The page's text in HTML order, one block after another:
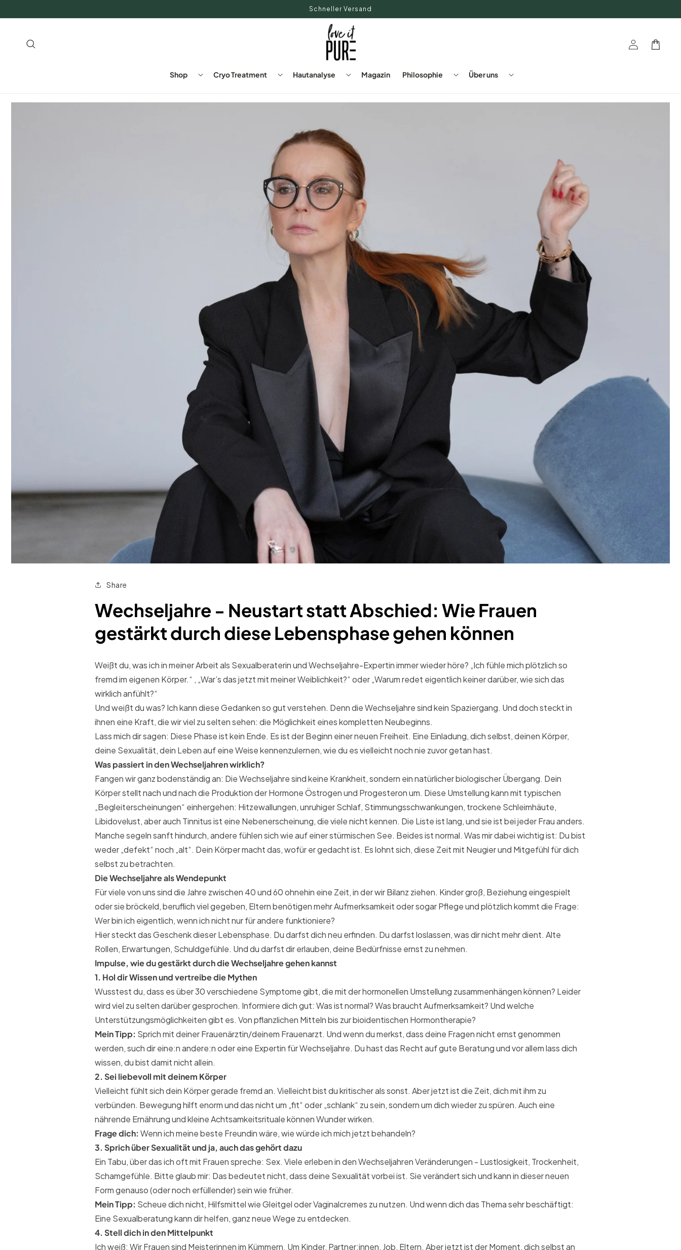
Inhalt
Kostenlose Lieferung innerhalb DE ab 75€
Shop Cryo Treatment Hautanalyse Magazin Philosophie Über uns
EinloggenWarenkorb
Share
Wechseljahre - Neustart statt Abschied: Wie Frauen
gestärkt durch diese Lebensphase gehen können
Weißt du, was ich in meiner Arbeit als Sexualberaterin und Wechseljahre-Expertin immer wieder höre? „Ich fühle mich plötzlich so
fremd im eigenen Körper.“ , „War’s das jetzt mit meiner Weiblichkeit?“ oder „Warum redet eigentlich keiner darüber, wie sich das
wirklich anfühlt?“
Und weißt du was? Ich kann diese Gedanken so gut verstehen. Denn die Wechseljahre sind kein Spaziergang. Und doch steckt in
ihnen eine Kraft, die wir viel zu selten sehen: die Möglichkeit eines kompletten Neubeginns.
Lass mich dir sagen: Diese Phase ist kein Ende. Es ist der Beginn einer neuen Freiheit. Eine Einladung, dich selbst, deinen Körper,
deine Sexualität, dein Leben auf eine Weise kennenzulernen, wie du es vielleicht noch nie zuvor getan hast.
Was passiert in den Wechseljahren wirklich?
Fangen wir ganz bodenständig an: Die Wechseljahre sind keine Krankheit, sondern ein natürlicher biologischer Übergang. Dein
Körper stellt nach und nach die Produktion der Hormone Östrogen und Progesteron um. Diese Umstellung kann mit typischen
„Begleiterscheinungen“ einhergehen: Hitzewallungen, unruhiger Schlaf, Stimmungsschwankungen, trockene Schleimhäute,
Libidovelust, aber auch Tinnitus ist eine Nebenerscheinung, die viele nicht kennen. Die Liste ist lang, und sie ist bei jeder Frau anders.
Manche segeln sanft hindurch, andere fühlen sich wie auf einer stürmischen See. Beides ist normal. Was mir dabei wichtig ist: Du bist
weder „defekt“ noch „alt“. Dein Körper macht das, wofür er gedacht ist. Es lohnt sich, diese Zeit mit Neugier und Mitgefühl für dich
selbst zu betrachten.
Die Wechseljahre als Wendepunkt
Für viele von uns sind die Jahre zwischen 40 und 60 ohnehin eine Zeit, in der wir Bilanz ziehen. Kinder groß, Beziehung eingespielt
oder sie bröckeld, beruflich viel gegeben, Eltern benötigen mehr Aufmerksamkeit oder sogar Pflege und plötzlich kommt die Frage:
Wer bin ich eigentlich, wenn ich nicht nur für andere funktioniere?
Hier steckt das Geschenk dieser Lebensphase. Du darfst dich neu erfinden. Du darfst loslassen, was dir nicht mehr dient. Alte
Rollen, Erwartungen, Schuldgefühle. Und du darfst dir erlauben, deine Bedürfnisse ernst zu nehmen.
Impulse, wie du gestärkt durch die Wechseljahre gehen kannst
1. Hol dir Wissen und vertreibe die Mythen
Wusstest du, dass es über 30 verschiedene Symptome gibt, die mit der hormonellen Umstellung zusammenhängen können? Leider
wird viel zu selten darüber gesprochen. Informiere dich gut: Was ist normal? Was braucht Aufmerksamkeit? Und welche
Unterstützungsmöglichkeiten gibt es. Von pflanzlichen Mitteln bis zur bioidentischen Hormontherapie?
Mein Tipp: Sprich mit deiner Frauenärztin/deinem Frauenarzt. Und wenn du merkst, dass deine Fragen nicht ernst genommen
werden, such dir eine:n andere:n oder eine Expertin für Wechseljahre. Du hast das Recht auf gute Beratung und vor allem lass dich
wissen, du bist damit nicht allein.
2. Sei liebevoll mit deinem Körper
Vielleicht fühlt sich dein Körper gerade fremd an. Vielleicht bist du kritischer als sonst. Aber jetzt ist die Zeit, dich mit ihm zu
verbünden. Bewegung hilft enorm und das nicht um „fit“ oder „schlank“ zu sein, sondern um dich wieder zu spüren. Auch eine
nährende Ernährung und kleine Achtsamkeitsrituale können Wunder wirken.
Frage dich: Wenn ich meine beste Freundin wäre, wie würde ich mich jetzt behandeln?
3. Sprich über Sexualität und ja, auch das gehört dazu
Ein Tabu, über das ich oft mit Frauen spreche: Sex. Viele erleben in den Wechseljahren Veränderungen - Lustlosigkeit, Trockenheit,
Schamgefühle. Bitte glaub mir: Das bedeutet nicht, dass deine Sexualität vorbei ist. Sie verändert sich und kann in dieser neuen
Form genauso (oder noch erfüllender) sein wie früher.
Mein Tipp: Scheue dich nicht, Hilfsmittel wie Gleitgel oder Vaginalcremes zu nutzen. Und wenn dich das Thema sehr beschäftigt:
Eine Sexualberatung kann dir helfen, ganz neue Wege zu entdecken.
4. Stell dich in den Mittelpunkt
Ich weiß: Wir Frauen sind Meisterinnen im Kümmern. Um Kinder, Partner:innen, Job, Eltern. Aber jetzt ist der Moment, dich selbst an